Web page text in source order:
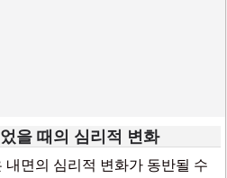
을 때의 심리적 변화
면의 심리적 변화가 동반될 수